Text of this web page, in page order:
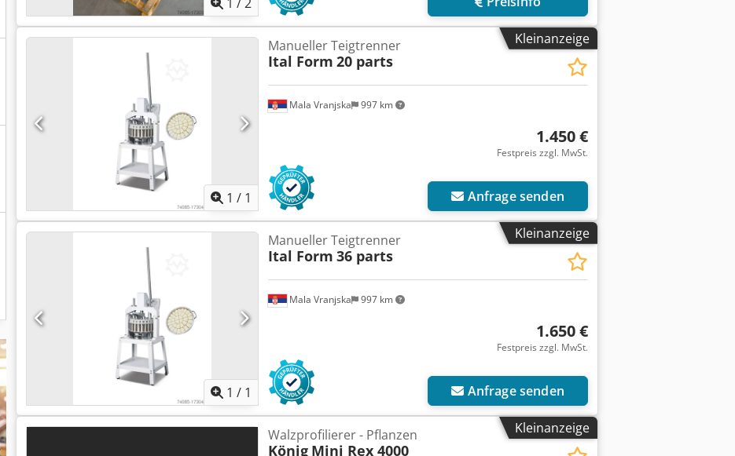
Kleinanzeige
1 / 1
Mala Vranjska 997 km
Manueller Teigtrenner
Ital Form 20 parts
1.450 €
Festpreis zzgl. MwSt.
Anfrage senden
Kleinanzeige
1 / 1
Mala Vranjska 997 km
Manueller Teigtrenner
Ital Form 36 parts
1.650 €
Festpreis zzgl. MwSt.
Anfrage senden
Kleinanzeige
Walzprofilierer - Pflanzen
König Mini Rex 4000